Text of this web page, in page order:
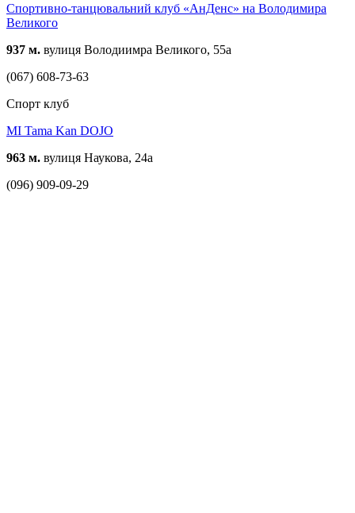
Спортивно-танцювальний клуб «АнДенс» на Володимира
Великого
937 м. вулиця Володиимра Великого, 55а
(067) 608-73-63
Спорт клуб
MI Tama Kan DOJO
963 м. вулиця Наукова, 24а
(096) 909-09-29